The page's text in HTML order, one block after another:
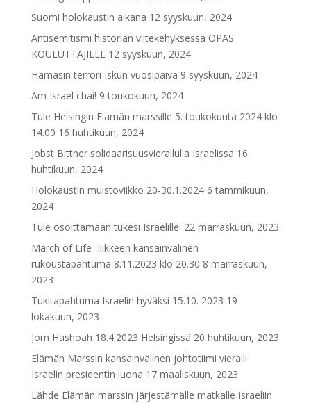
Suomi holokaustin aikana 12 syyskuun, 2024
Antisemitismi historian viitekehyksessä OPAS
KOULUTTAJILLE 12 syyskuun, 2024
Hamasin terrori-iskun vuosipäivä 9 syyskuun, 2024
Am Israel chai! 9 toukokuun, 2024
Tule Helsingin Elämän marssille 5. toukokuuta 2024 klo
14.00 16 huhtikuun, 2024
Jobst Bittner solidaarisuusvierailulla Israelissa 16
huhtikuun, 2024
Holokaustin muistoviikko 20-30.1.2024 6 tammikuun,
2024
Tule osoittamaan tukesi Israelille! 22 marraskuun, 2023
March of Life -liikkeen kansainvälinen
rukoustapahtuma 8.11.2023 klo 20.30 8 marraskuun,
2023
Tukitapahtuma Israelin hyväksi 15.10. 2023 19
lokakuun, 2023
Jom Hashoah 18.4.2023 Helsingissä 20 huhtikuun, 2023
Elämän Marssin kansainvälinen johtotiimi vieraili
Israelin presidentin luona 17 maaliskuun, 2023
Lähde Elämän marssin järjestämälle matkalle Israeliin